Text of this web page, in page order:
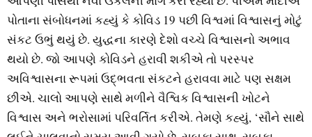
પોતાના સંબોધનમાં કહ્યું કે કોવિડ 19 પછી વિશ્વમાં વિશ્વાસનું મોટું
સંકટ ઉભું થયું છે. યુદ્ધના કારણે દેશો વચ્ચે વિશ્વાસનો અભાવ
થયો છે. જો આપણે કોવિડને હરાવી શકીએ તો પરસ્પર
અવિશ્વાસના રૂપમાં ઉદ્ભવતા સંકટને હરાવવા માટે પણ સક્ષમ
છીએ. ચાલો આપણે સાથે મળીને વૈશ્વિક વિશ્વાસની ખોટને
વિશ્વાસ અને ભરોસામાં પરિવર્તિત કરીએ. તેમણે કહ્યું, ‘સૌને સાથે